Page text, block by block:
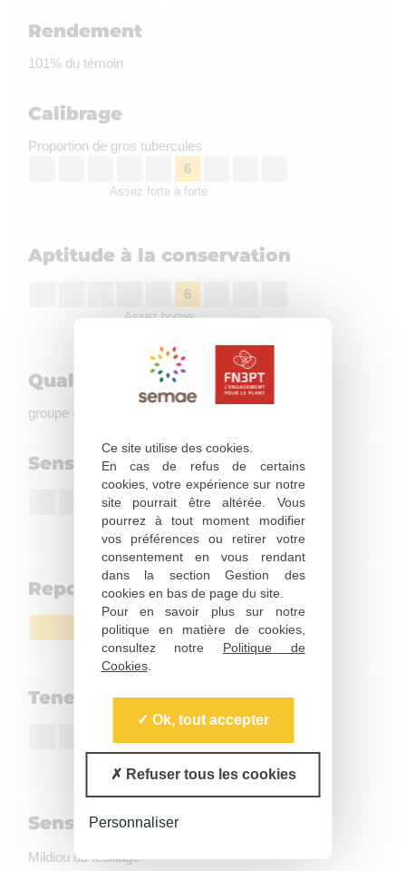
Ce site utilise des cookies.
En cas de refus de certains
cookies, votre expérience sur notre
site pourrait être altérée. Vous
pourrez à tout moment modifier
vos préférences ou retirer votre
consentement en vous rendant
dans la section Gestion des
cookies en bas de page du site.
Pour en savoir plus sur notre
politique en matière de cookies,
consultez notre Politique de
Cookies.
Ok, tout accepter
Refuser tous les cookies
Personnaliser
Rendement
101% du témoin
Calibrage
Proportion de gros tubercules
6
Assez forte à forte
Aptitude à la conservation
6
Assez bonne
Qualité culinaire
groupe C, coloration à la friture : Assez claire
Sensibilité à l'égermage
Peu sensible
Repos végétatif
Moyen
Teneur en matière sèche
Sensibilité aux maladies
Mildiou du feuillage